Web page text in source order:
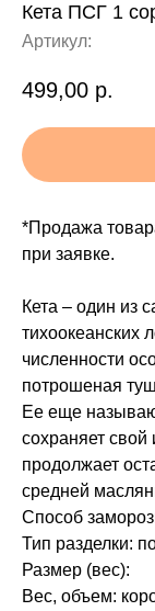
Кета ПСГ 1
Артикул:
499,00 р.
*Продажа
при заявке.
Кета – один из
тихоокеанских
численности
потрошеная
Ее еще
сохраняет
продолжает
средней
Способ
Тип разделки:
Размер (вес):
Вес, объем: